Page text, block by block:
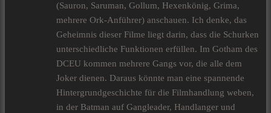
(Sauron, Saruman, Gollum, Hexenkönig, Grima,
mehrere Ork-Anführer) anschauen. Ich denke, das
Geheimnis dieser Filme liegt darin, dass die Schurken
unterschiedliche Funktionen erfüllen. Im Gotham des
DCEU kommen mehrere Gangs vor, die alle dem
Joker dienen. Daraus könnte man eine spannende
Hintergrundgeschichte für die Filmhandlung weben,
in der Batman auf Gangleader, Handlanger und